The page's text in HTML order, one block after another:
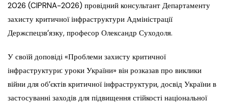
2026 (CIPRNA-2026) провідний консультант Департаменту
захисту критичної інфраструктури Адміністрації
Держспецзв’язку, професор Олександр Суходоля.
У своїй доповіді «Проблеми захисту критичної
інфраструктури: уроки України» він розказав про виклики
війни для об’єктів критичної інфраструктури, досвід України в
застосуванні заходів для підвищення стійкості національної